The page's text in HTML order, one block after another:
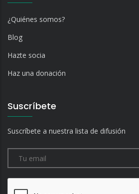
¿Quiénes somos?
Blog
Hazte socia
Haz una donación
Suscríbete
Suscríbete a nuestra lista de difusión